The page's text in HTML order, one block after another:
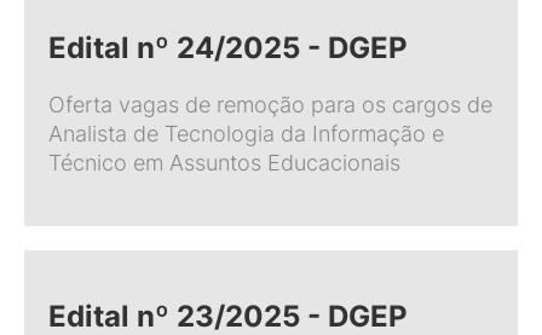
Edital nº 24/2025 - DGEP
Oferta vagas de remoção para os cargos de
Analista de Tecnologia da Informação e
Técnico em Assuntos Educacionais
Edital nº 23/2025 - DGEP